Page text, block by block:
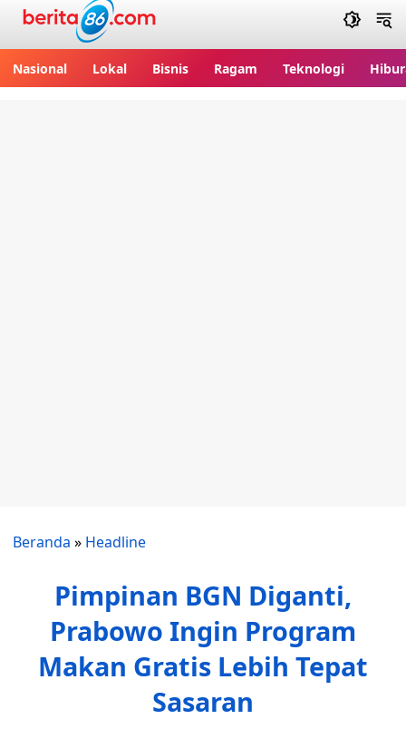
Nasional Lokal Bisnis Ragam Teknologi
Beranda » Headline
Pimpinan BGN Diganti,
Prabowo Ingin Program
Makan Gratis Lebih Tepat
Sasaran